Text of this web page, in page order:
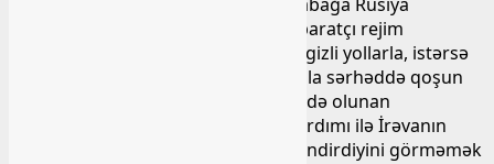
sülhməramlılarının müşayiəti ilə separatçı rejim
qalıqlarına məxsus silahı dəstələrin gizli yollarla, istərsə
də Ermənistan tərəfinin Azərbaycanla sərhəddə qoşun
və hərbi texnika topladığı ilə bağlı əldə olunan
materiallardan da havadarlarının yardımı ilə İrəvanın
növbəti müharibə hazırlığını sürətləndirdiyini görməmək